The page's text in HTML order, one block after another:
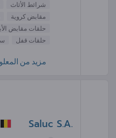
شرائط الأثاث
مقابض كروية
حلقات مقابض
حلقات قفل
مزيد من
Saluc S.A.